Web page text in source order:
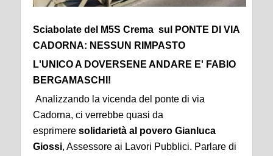
Sciabolate del M5S Crema sul PONTE DI VIA
CADORNA: NESSUN RIMPASTO
L'UNICO A DOVERSENE ANDARE E' FABIO
BERGAMASCHI!
Analizzando la vicenda del ponte di via
Cadorna, ci verrebbe quasi da
esprimere solidarietà al povero Gianluca
Giossi, Assessore ai Lavori Pubblici. Parlare di